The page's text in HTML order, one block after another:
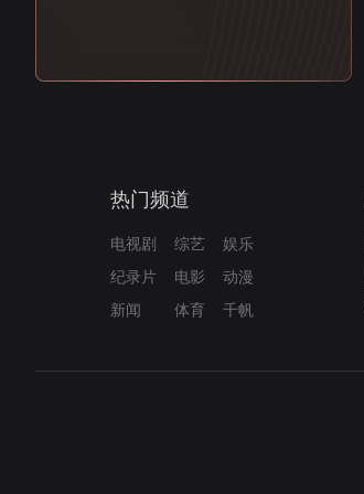
热门频道
电视剧 综艺
娱乐
纪录片
电影
动漫
新闻
体育 千帆